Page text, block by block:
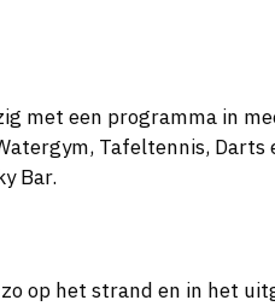
met een programma in
Tafeltennis,
Bar.
op het strand en in het